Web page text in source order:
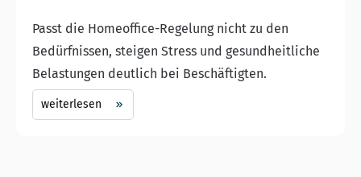
Passt die Homeoffice-Regelung nicht zu den
Bedürfnissen, steigen Stress und gesundheitliche
Belastungen deutlich bei Beschäftigten.
weiterlesen